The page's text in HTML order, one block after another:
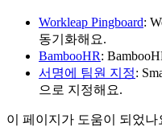
Workleap Pingboard:
동기화해요.
BambooHR:
서명에 팀원 지정:
으로 지정해요.
이 페이지가 도움이 되었나